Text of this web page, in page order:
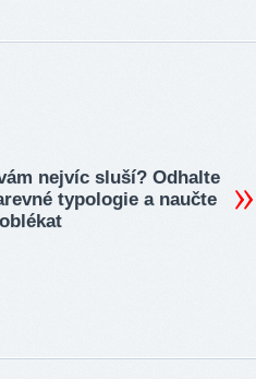
nejvíc sluší? Odhalte
typologie a naučte